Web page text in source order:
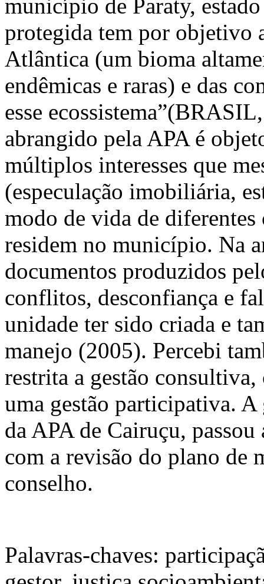
município de Paraty,
protegida tem por objetivo
Atlântica (um bioma
endêmicas e raras) e das
esse
abrangido pela APA é
múltiplos interesses que
(especulação imobiliária,
modo de vida de
residem no município. Na
documentos produzidos
conflitos, desconfiança e
unidade ter sido criada e
manejo (2005). Percebi
restrita a gestão
uma gestão participativa.
da APA de Cairuçu,
com a revisão do plano de
conselho.
Palavras-chaves: